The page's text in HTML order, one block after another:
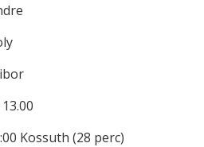
Kossuth (28 perc)